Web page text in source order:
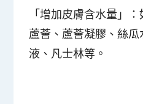
「增加皮膚含水量」
蘆薈、蘆薈凝膠、絲
液、凡士林等。